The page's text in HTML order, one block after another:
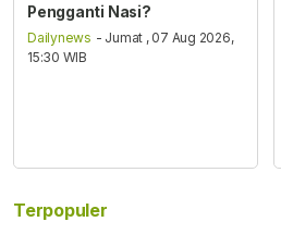
Pengganti Nasi?
Dailynews - Jumat , 07 Aug 2026,
15:30 WIB
Terpopuler